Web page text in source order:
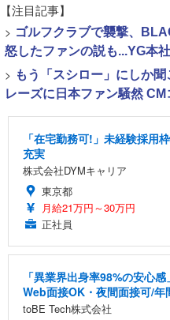
【注目記事】
> ゴルフクラブで襲撃、
怒したファンの説も...YG本
> もう「スシロー」にしか
レーズに日本ファン騒然
「在宅勤務可!」未経験採用
充実
株式会社DYMキャリア
東京都
月給21万円～30万円
正社員
「異業界出身率98%の安心
Web面接OK・夜間面接可/年
toBE Tech株式会社